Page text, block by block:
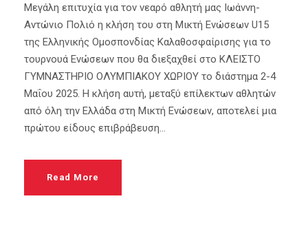
Μεγάλη επιτυχία για τον νεαρό αθλητή μας Ιωάννη-
Αντώνιο Πολιό η κλήση του στη Μικτή Ενώσεων U15
της Ελληνικής Ομοσπονδίας Καλαθοσφαίρισης για το
τουρνουά Ενώσεων που θα διεξαχθεί στο ΚΛΕΙΣΤΟ
ΓΥΜΝΑΣΤΗΡΙΟ ΟΛΥΜΠΙΑΚΟΥ ΧΩΡΙΟΥ το διάστημα 2-4
Μαΐου 2025. Η κλήση αυτή, μεταξύ επίλεκτων αθλητών
από όλη την Ελλάδα στη Μικτή Ενώσεων, αποτελεί μια
πρώτου είδους επιβράβευση...
Read More